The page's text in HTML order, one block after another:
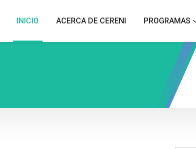
INICIO ACERCA DE CERENI PROGRAMAS